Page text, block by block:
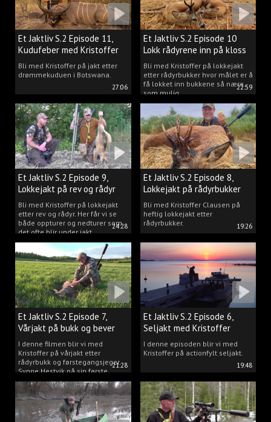
27:06
Et Jaktliv S.2 Episode 11,
Kudufeber med Kristoffer
Clausen
Bli med Kristoffer på jakt etter
drømmekuduen i Botswana.
22:59
Et Jaktliv S.2 Episode 10
Lokk rådyrene inn på kloss
hold.
Bli med Kristoffer på lokkejakt
etter rådyrbukker hvor målet er å
få lokket inn bukkene så nære
som mulig.
24:28
Et Jaktliv S.2 Episode 9,
Lokkejakt på rev og rådyr
med Kristoffer Clausen
Bli med Kristoffer på lokkejakt
etter rev og rådyr. Her får vi se
både oppturer og nedturer som
det ofte blir under jakt.
19:26
Et Jaktliv S.2 Episode 8,
Lokkejakt på rådyrbukker
2023 nr. 1
Bli med Kristoffer Clausen på
heftig lokkejakt etter
rådyrbukker.
21:28
Et Jaktliv S.2 Episode 7,
Vårjakt på bukk og bever
I denne filmen blir vi med
Kristoffer på vårjakt etter
rådyrbukk og førstegangsjeger
Synne Hestvik på sin første
beverjakt.
19:48
Et Jaktliv S.2 Episode 6,
Seljakt med Kristoffer
Clausen
I denne episoden blir vi med
Kristoffer på actionfylt seljakt.